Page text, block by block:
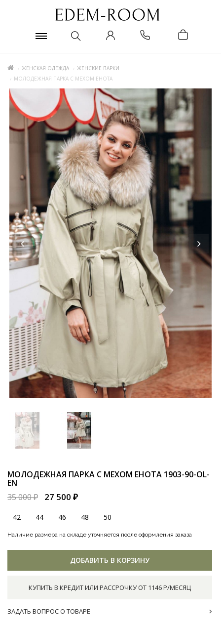
ЖЕНСКАЯ ОДЕЖДА
ЖЕНСКИЕ ПАРКИ
МОЛОДЕЖНАЯ ПАРКА С МЕХОМ ЕНОТА
МОЛОДЕЖНАЯ ПАРКА С МЕХОМ ЕНОТА 1903-90-OL-
EN
35 000 ₽
27 500 ₽
42 44 46 48 50
Наличие размера на складе уточняется после оформления заказа
ДОБАВИТЬ В КОРЗИНУ
КУПИТЬ В КРЕДИТ ИЛИ РАССРОЧКУ ОТ 1146 Р/МЕСЯЦ
ЗАДАТЬ ВОПРОС О ТОВАРЕ